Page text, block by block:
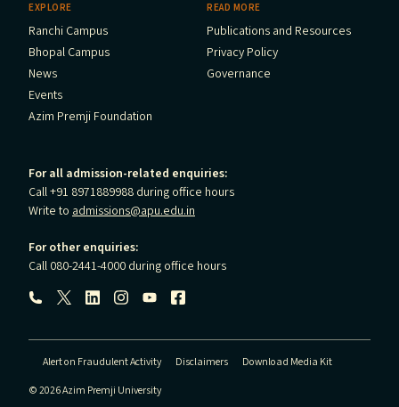
EXPLORE
Ranchi Campus
Bhopal Campus
News
Events
Azim Premji Foundation
READ MORE
Publications and Resources
Privacy Policy
Governance
For all admission-related enquiries:
Call +91 8971889988 during office hours
Write to admissions@apu.edu.in
For other enquiries:
Call 080-2441-4000 during office hours
Follow us:
Alert on Fraudulent Activity Disclaimers
Download Media Kit
© 2026 Azim Premji University